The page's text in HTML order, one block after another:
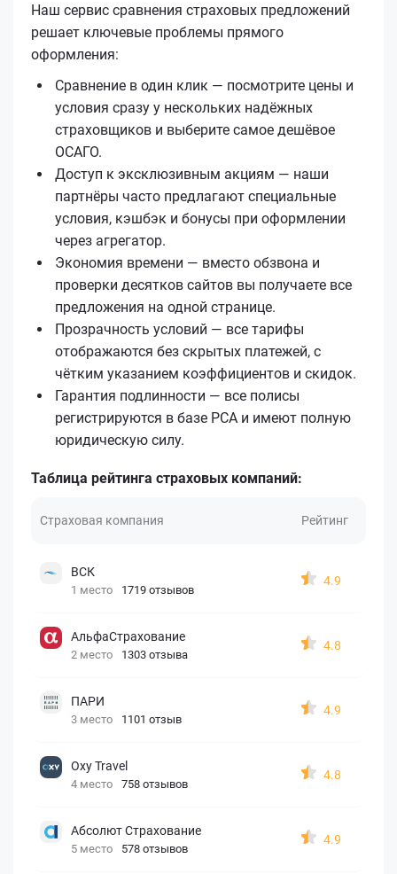
Наш сервис сравнения страховых предложений
решает ключевые проблемы прямого
оформления:
Сравнение в один клик — посмотрите цены и
условия сразу у нескольких надёжных
страховщиков и выберите самое дешёвое
ОСАГО.
Доступ к эксклюзивным акциям — наши
партнёры часто предлагают специальные
условия, кэшбэк и бонусы при оформлении
через агрегатор.
Экономия времени — вместо обзвона и
проверки десятков сайтов вы получаете все
предложения на одной странице.
Прозрачность условий — все тарифы
отображаются без скрытых платежей, с
чётким указанием коэффициентов и скидок.
Гарантия подлинности — все полисы
регистрируются в базе РСА и имеют полную
юридическую силу.
Таблица рейтинга страховых компаний:
Страховая компания Рейтинг
ВСК
1 место 1719 отзывов
4.9
АльфаСтрахование
2 место 1303 отзыва
4.8
ПАРИ
3 место 1101 отзыв
4.9
Oxy Travel
4 место 758 отзывов
4.8
Абсолют Страхование
5 место 578 отзывов
4.9